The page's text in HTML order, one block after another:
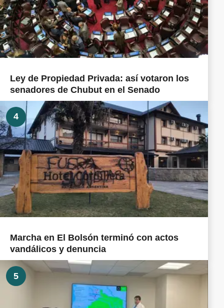
Ley de Propiedad Privada: así votaron los
senadores de Chubut en el Senado
4
Marcha en El Bolsón terminó con actos
vandálicos y denuncia
5